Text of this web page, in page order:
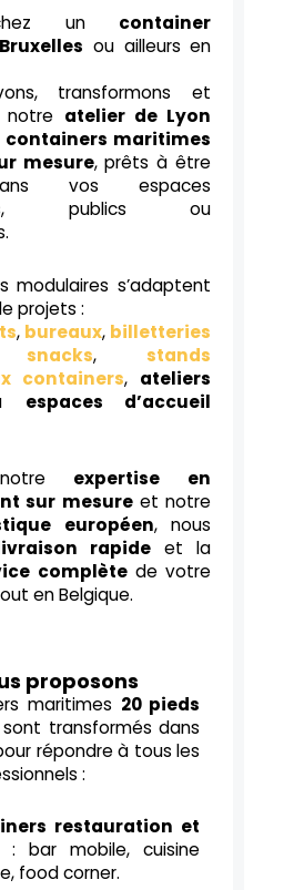
un container
ou ailleurs en
transformons et
notre atelier de Lyon
containers maritimes
mesure, prêts à être
vos espaces
publics ou
modulaires s’adaptent
projets :
, bureaux, billetteries
snacks, stands
containers, ateliers
espaces d’accueil
expertise en
sur mesureet notre
européen, nous
rapide et la
complètede votre
en Belgique.
proposons
maritimes 20 pieds
sont transformés dans
répondre à tous les
:
restauration et
bar mobile, cuisine
food corner.